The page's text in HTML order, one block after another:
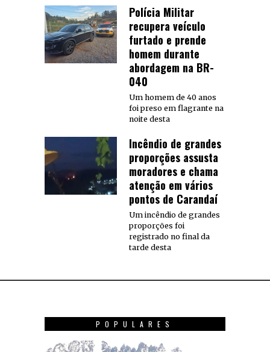
Polícia Militar
recupera veículo
furtado e prende
homem durante
abordagem na BR-
040
Um homem de 40 anos
foi preso em flagrante na
noite desta
Incêndio de grandes
proporções assusta
moradores e chama
atenção em vários
pontos de Carandaí
Um incêndio de grandes
proporções foi
registrado no final da
tarde desta
POPULARES